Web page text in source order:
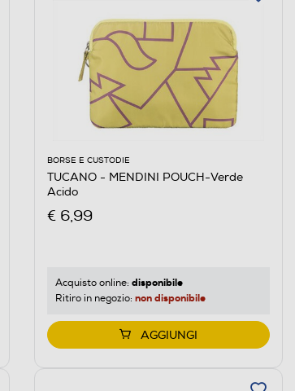
BORSE E CUSTODIE
TUCANO - MENDINI POUCH-Verde
Acido
€ 6,99
Acquisto online: disponibile
Ritiro in negozio: non disponibile
AGGIUNGI